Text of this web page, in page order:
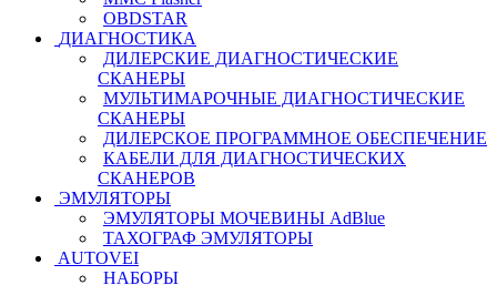
OBDSTAR
ДИАГНОСТИКА
ДИЛЕРСКИЕ ДИАГНОСТИЧЕСКИЕ
СКАНЕРЫ
МУЛЬТИМАРОЧНЫЕ ДИАГНОСТИЧЕСКИЕ
СКАНЕРЫ
ДИЛЕРСКОЕ ПРОГРАММНОЕ ОБЕСПЕЧЕНИЕ
КАБЕЛИ ДЛЯ ДИАГНОСТИЧЕСКИХ
СКАНЕРОВ
ЭМУЛЯТОРЫ
ЭМУЛЯТОРЫ МОЧЕВИНЫ АdBlue
ТАХОГРАФ ЭМУЛЯТОРЫ
AUTOVEI
НАБОРЫ